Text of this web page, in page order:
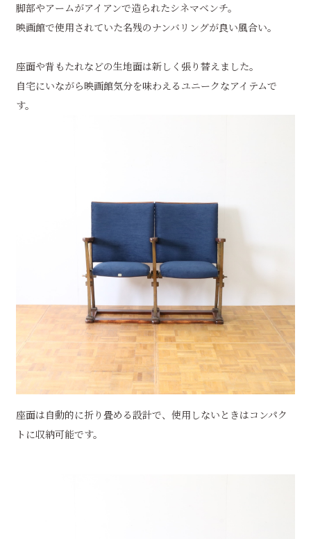
脚部やアームがアイアンで造られたシネマベンチ。
映画館で使用されていた名残のナンバリングが良い風合い。
座面や背もたれなどの生地面は新しく張り替えました。
自宅にいながら映画館気分を味わえるユニークなアイテムで
す。
座面は自動的に折り畳める設計で、使用しないときはコンパク
トに収納可能です。